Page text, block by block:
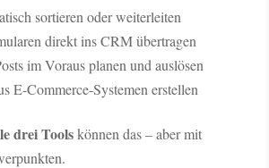
sortieren oder weiterleiten
direkt ins CRM übertragen
im Voraus planen und auslösen
E-Commerce-Systemen erstellen
drei Toolskönnen das – aber mit